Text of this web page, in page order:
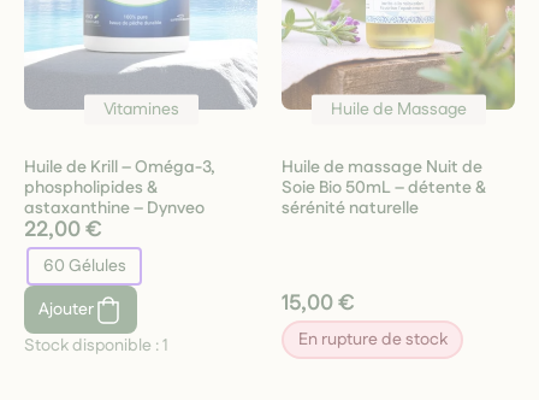
Vitamines
Huile de Krill – Oméga-3,
phospholipides &
astaxanthine – Dynveo
22,00 €
60 Gélules
Ajouter
Stock disponible :1
Huile de Massage
Huile de massage Nuit de
Soie Bio 50mL – détente &
sérénité naturelle
15,00 €
En rupture de stock